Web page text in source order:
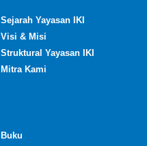
Sejarah Yayasan IKI
Visi & Misi
Struktural Yayasan IKI
Mitra Kami
Buku